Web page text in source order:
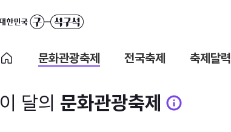
문화관광축제 전국축제 축제달력
이 달의 문화관광축제